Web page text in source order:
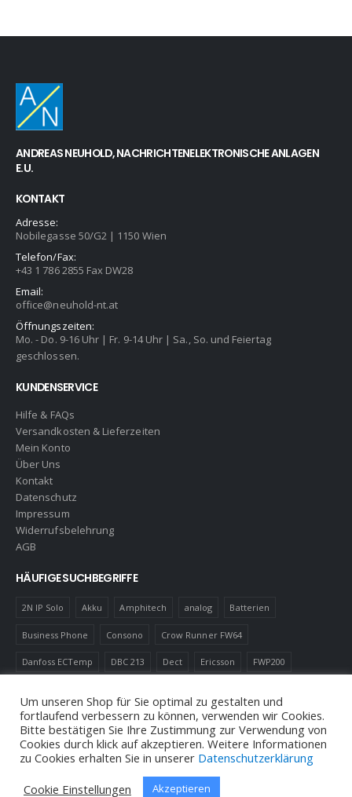
ANDREAS NEUHOLD, NACHRICHTENELEKTRONISCHE ANLAGEN
E.U.
KONTAKT
Adresse:
Nobilegasse 50/G2 | 1150 Wien
Telefon/Fax:
+43 1 786 2855 Fax DW28
Email:
office@neuhold-nt.at
Öffnungszeiten:
Mo. - Do. 9-16 Uhr | Fr. 9-14 Uhr | Sa., So. und Feiertag
geschlossen.
KUNDENSERVICE
Hilfe & FAQs
Versandkosten & Lieferzeiten
Mein Konto
Über Uns
Kontakt
Datenschutz
Impressum
Widerrufsbelehrung
AGB
HÄUFIGE SUCHBEGRIFFE
2N IP Solo Akku Amphitech analog Batterien
Business Phone Consono Crow Runner FW64
Danfoss ECTemp DBC 213 Dect Ericsson FWP200
Robotics Schnurlostelefon Shelly Virenfilter
© Andreas Neuhold, Nachrichtenelektronische Anlagen E.U. 2020
Um unseren Shop für Sie optimal zu gestalten und
fortlaufend verbessern zu können, verwenden wir Cookies.
Bitte bestätigen Sie Ihre Zustimmung zur Verwendung von
Cookies durch klick auf akzeptieren. Weitere Informationen
zu Cookies erhalten Sie in unserer Datenschutzerklärung
Cookie Einstellungen
Akzeptieren